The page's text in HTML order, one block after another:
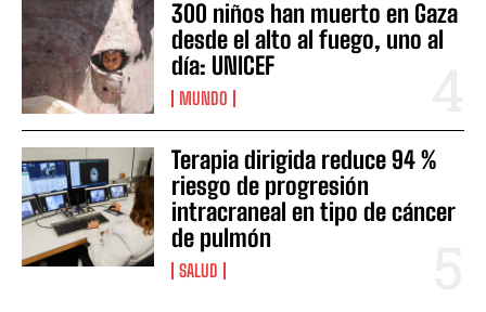
300 niños han muerto en Gaza
desde el alto al fuego, uno al
día: UNICEF
MUNDO
Terapia dirigida reduce 94 %
riesgo de progresión
intracraneal en tipo de cáncer
de pulmón
SALUD